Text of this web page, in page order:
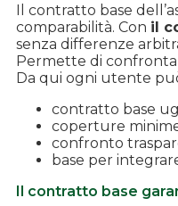
Il contratto base
comparabilità. Con il
senza differenze
Permette di
Da qui ogni utente
contratto base
coperture
confronto
base per
Il contratto base